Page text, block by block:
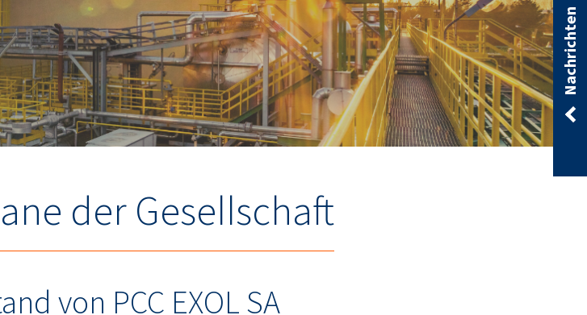
Nachrichten
der Gesellschaft
von PCC EXOL SA